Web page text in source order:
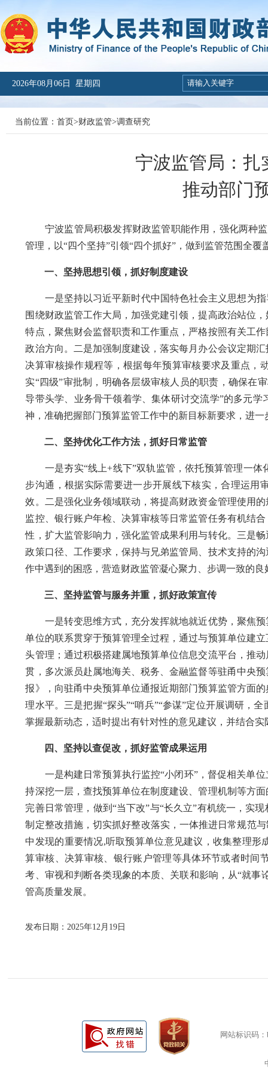
2026年08月06日 星期四
当前位置： 首页>财政监管>调查研究
宁波监管局：
推动部门
宁波监管局积极发挥财政监管职能作用，强化两种监
管理，以“四个坚持”引领“四个抓好”，做到监管范围全
一、坚持思想引领，抓好制度建设
一是坚持以习近平新时代中国特色社会主义思想为指
围绕财政监管工作大局，加强党建引领，提高政治站位
特点，聚焦财会监督职责和工作重点，严格按照有关工
政治方向。二是加强制度建设，落实每月办公会议定期
决算审核操作规程等，根据每年预算审核要求及重点，
实“四级”审批制，明确各层级审核人员的职责，确保在
导带头学、业务骨干领着学、集体研讨交流学”的多元
神，准确把握部门预算监管工作中的新目标新要求，进
二、坚持优化工作方法，抓好日常监管
一是夯实“线上+线下”双轨监管，依托预算管理一体
步沟通，根据实际需要进一步开展线下核实，合理运用
效。二是强化业务领域联动，将提高财政资金管理使用
监控、银行账户年检、决算审核等日常监管任务有机结
性，扩大监管影响力，强化监管成果利用与转化。三是
政策口径、工作要求，保持与兄弟监管局、技术支持的
作中遇到的困惑，营造财政监管凝心聚力、步调一致的良
三、坚持监管与服务并重，抓好政策宣传
一是转变思维方式，充分发挥就地就近优势，聚焦预
单位的联系贯穿于预算管理全过程，通过与预算单位建
头管理；通过积极搭建属地预算单位信息交流平台，推
贯，多次派员赴属地海关、税务、金融监督等驻甬中央
报》，向驻甬中央预算单位通报近期部门预算监管方面
理水平。三是把握“探头”“哨兵”“参谋”定位开展调研，
掌握最新动态，适时提出有针对性的意见建议，并结合
四、坚持以查促改，抓好监管成果运用
一是构建日常预算执行监控“小闭环”，督促相关单位
持深挖一层，查找预算单位在制度建设、管理机制等方
完善日常管理，做到“当下改”与“长久立”有机统一，实
制定整改措施，切实抓好整改落实，一体推进日常规范
中发现的重要情况,听取预算单位意见建议，收集整理
算审核、决算审核、银行账户管理等具体环节或者时间
考、审视和判断各类现象的本质、关联和影响，从“就事
管高质量发展。
发布日期：2025年12月19日
网站标识码